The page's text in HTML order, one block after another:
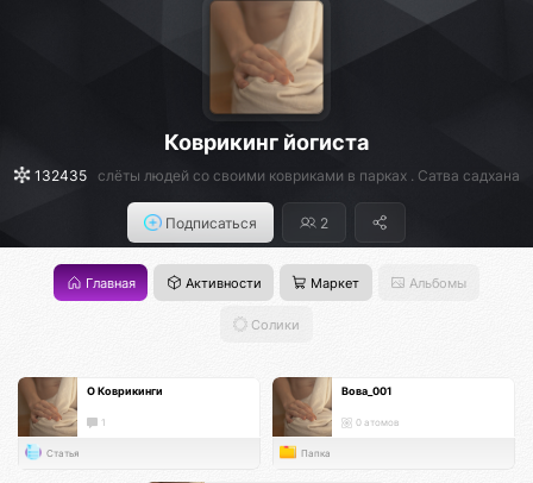
Коврикинг йогиста
132435 слёты людей со своими ковриками в парках . Сатва садхана
Подписаться 2
Главная Активности Маркет Альбомы
Солики
О Коврикинги
1
Статья
Вова_001
0 атомов
Папка